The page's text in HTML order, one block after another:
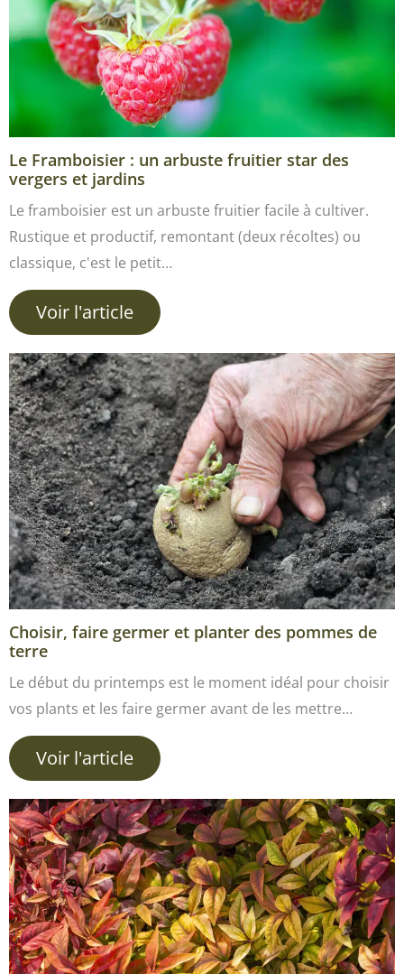
Le Framboisier : un arbuste fruitier star des
vergers et jardins
Le framboisier est un arbuste fruitier facile à cultiver.
Rustique et productif, remontant (deux récoltes) ou
classique, c'est le petit…
Voir l'article
Choisir, faire germer et planter des pommes de
terre
Le début du printemps est le moment idéal pour choisir
vos plants et les faire germer avant de les mettre…
Voir l'article